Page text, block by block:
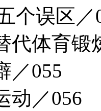
个误区／
代体育锻
／055
动／056